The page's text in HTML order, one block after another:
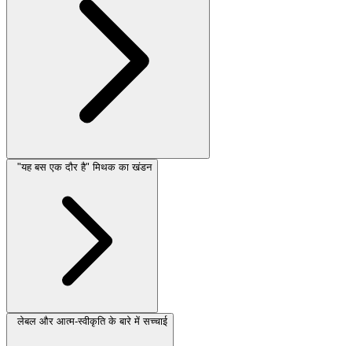
"यह बस एक दौर है" मिथक का खंडन
लेबल और आत्म-स्वीकृति के बारे में सच्चाई